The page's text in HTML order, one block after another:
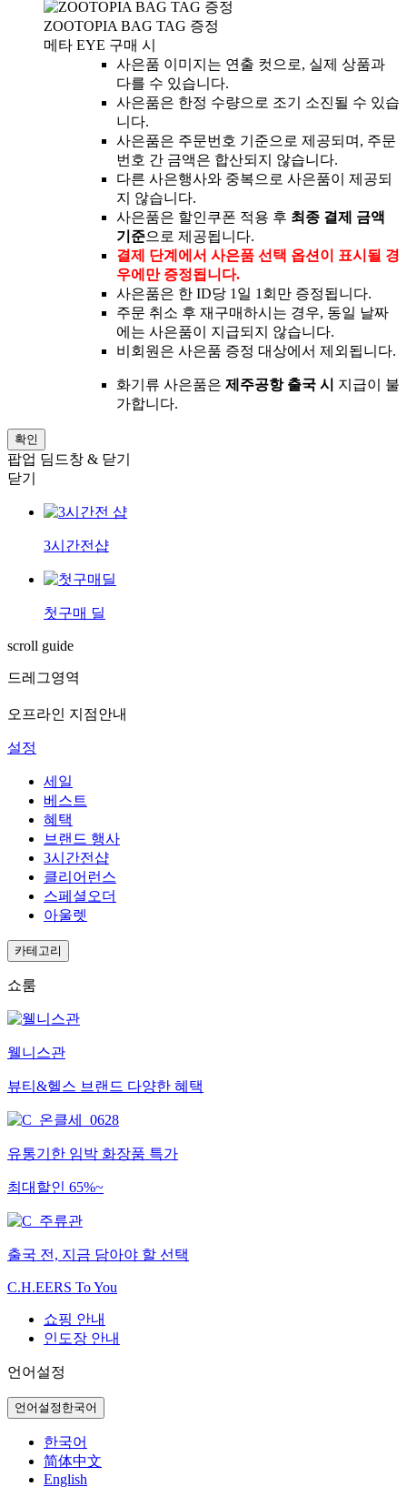
ZOOTOPIA BAG TAG 증정
메타 EYE 구매 시
사은품 이미지는 연출 컷으로, 실제 상품과
다를 수 있습니다.
사은품은 한정 수량으로 조기 소진될 수 있습
니다.
사은품은 주문번호 기준으로 제공되며, 주문
번호 간 금액은 합산되지 않습니다.
다른 사은행사와 중복으로 사은품이 제공되
지 않습니다.
사은품은 할인쿠폰 적용 후 최종 결제 금액
기준으로 제공됩니다.
결제 단계에서 사은품 선택 옵션이 표시될 경
우에만 증정됩니다.
사은품은 한 ID당 1일 1회만 증정됩니다.
주문 취소 후 재구매하시는 경우, 동일 날짜
에는 사은품이 지급되지 않습니다.
비회원은 사은품 증정 대상에서 제외됩니다.
화기류 사은품은 제주공항 출국 시
지급이 불
가합니다.
확인
팝업 딤드창 & 닫기
닫기
3시간전샵
첫구매 딜
scroll guide
드레그영역
오프라인 지점안내
설정
세일
베스트
혜택
브랜드 행사
3시간전샵
클리어런스
스페셜오더
아울렛
카테고리
쇼룸
웰니스관
뷰티&헬스 브랜드 다양한 혜택
유통기한 임박 화장품 특가
최대할인 65%~
출국 전, 지금 담아야 할 선택
C.H.EERS To You
쇼핑 안내
인도장 안내
언어설정
언어설정 한국어
한국어
简体中文
English